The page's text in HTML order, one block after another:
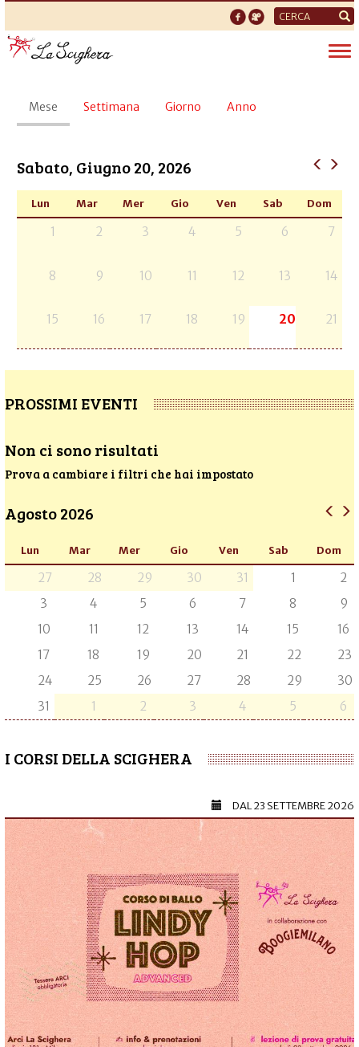
Form
di
ricerca
Schede
primarie
Mese (scheda
attiva)
Settimana Giorno Anno
Sabato, Giugno 20, 2026
Lun Mar Mer Gio Ven Sab Dom
1 2 3 4 5 6 7
8 9 10 11 12 13 14
15 16 17 18 19 20 21
PROSSIMI EVENTI
Non ci sono risultati
Prova a cambiare i filtri che hai impostato
Agosto 2026
Lun Mar Mer Gio Ven Sab Dom
27 28 29 30 31 1
2
3
4 5 6 7 8
9
10
11 12 13 14 15
16
17
18 19 20 21 22
23
24
25 26 27 28 29
30
31
1 2 3 4 5 6
I CORSI DELLA SCIGHERA
DAL23 SETTEMBRE 2026